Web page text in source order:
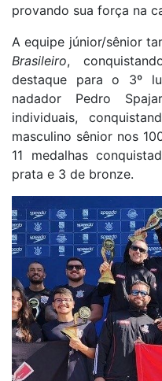
provando sua força na
A equipe júnior/sênior
Brasileiro,
destaque para o 3º
nadador Pedro
individuais,
masculino sênior nos
11 medalhas
prata e 3 de bronze.